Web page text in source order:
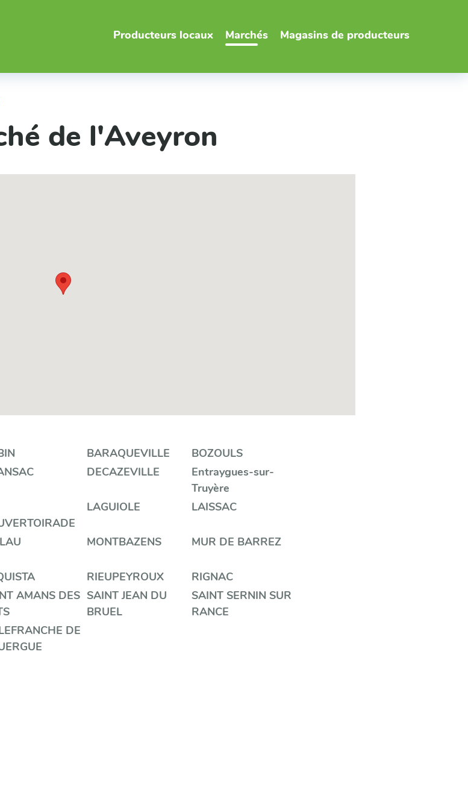
Producteurs locaux Marchés Magasins de producteurs
de l'Aveyron
BARAQUEVILLE
BOZOULS
DECAZEVILLE
Entraygues-sur-
Truyère
LAGUIOLE LAISSAC
MONTBAZENS MUR DE BARREZ
RIEUPEYROUX
RIGNAC
AMANS DES SAINT JEAN DU
BRUEL
SAINT SERNIN SUR
RANCE
DE